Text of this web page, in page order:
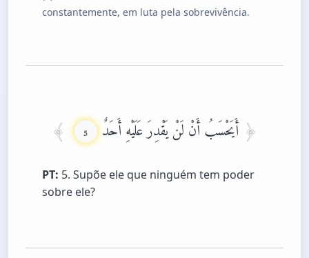
constantemente, em luta pela sobrevivência.
أَيَحْسَبُ أَنْ لَنْ يَقْدِرَ عَلَيْهِ أَحَدٌ 5
PT: 5. Supõe ele que ninguém tem poder
sobre ele?